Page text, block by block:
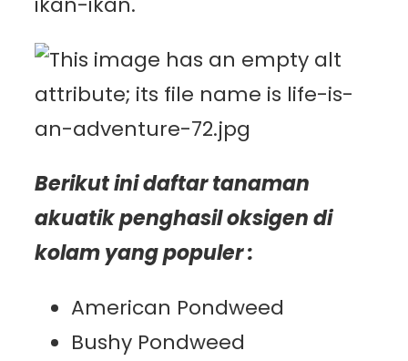
Berikut ini daftar tanaman
akuatik penghasil oksigen di
kolam yang populer :
American Pondweed
Bushy Pondweed